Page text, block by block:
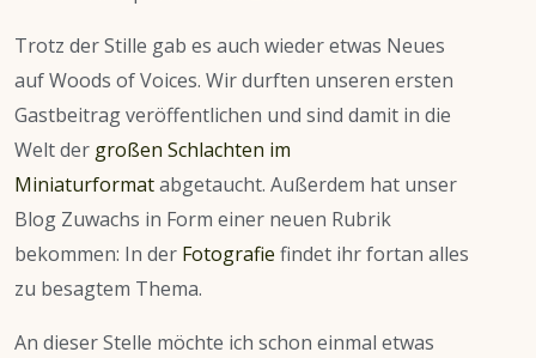
Trotz der Stille gab es auch wieder etwas Neues
auf Woods of Voices. Wir durften unseren ersten
Gastbeitrag veröffentlichen und sind damit in die
Welt der großen Schlachten im
Miniaturformatabgetaucht. Außerdem hat unser
Blog Zuwachs in Form einer neuen Rubrik
bekommen: In der Fotografie findet ihr fortan alles
zu besagtem Thema.
An dieser Stelle möchte ich schon einmal etwas